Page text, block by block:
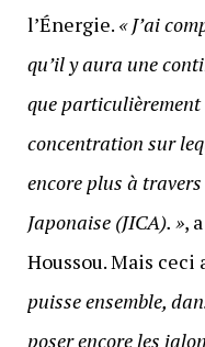
l’Énergie. « J’ai
qu’il y aura une
que particulièrement
concentration sur
encore plus à travers
Japonaise (JICA). »,
Houssou. Mais ceci
puisse ensemble,
poser encore les